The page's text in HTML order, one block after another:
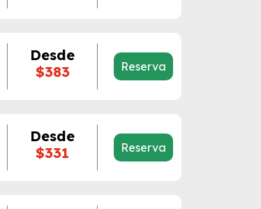
Desde
$383
Reserva
Desde
$331
Reserva